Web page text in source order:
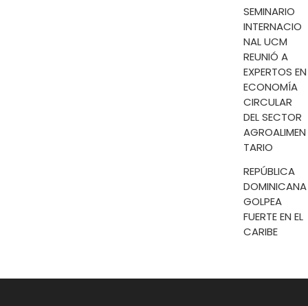
SEMINARIO
INTERNACIO
NAL UCM
REUNIÓ A
EXPERTOS EN
ECONOMÍA
CIRCULAR
DEL SECTOR
AGROALIMEN
TARIO
REPÚBLICA
DOMINICANA
GOLPEA
FUERTE EN EL
CARIBE